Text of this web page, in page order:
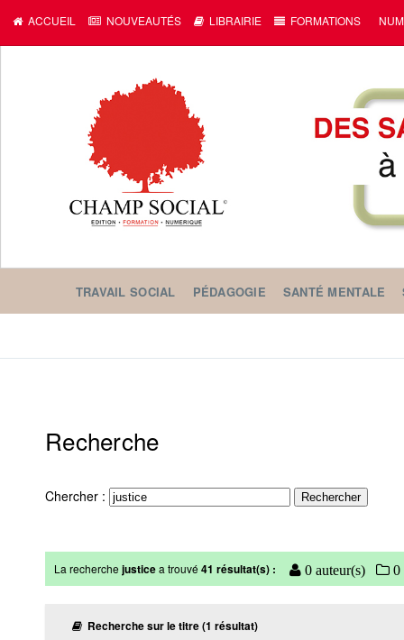
ACCUEIL NOUVEAUTÉS LIBRAIRIE FORMATIONS
TRAVAIL SOCIAL PÉDAGOGIE SANTÉ MENTALE
Recherche
Chercher :
La recherchejusticea trouvé41 résultat(s) : 0 auteur(s) 0
Recherche sur le titre (1 résultat)